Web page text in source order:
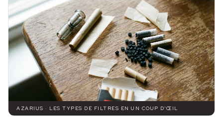
AZARIUS · LES TYPES DE FILTRES EN UN COUP D'ŒIL